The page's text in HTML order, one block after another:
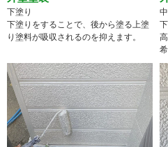
下塗り
下塗りをすることで、後から塗る上塗
り塗料が吸収されるのを抑えます。